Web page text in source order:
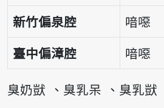
新竹偏泉腔
喑噁
臺中偏漳腔
喑噁
臭奶獃
臭乳呆 臭乳獃